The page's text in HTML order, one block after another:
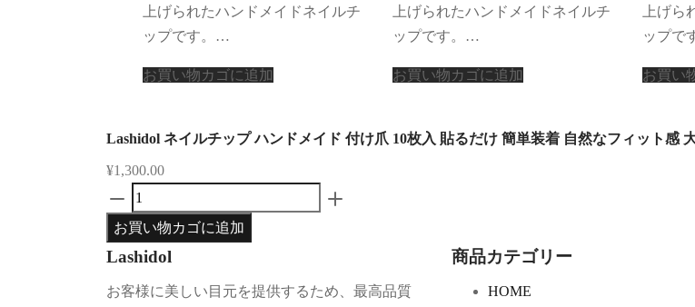
上げられたハンドメイドネイルチ
ップです。…
お買い物カゴに追加
上げられたハンドメイドネイルチ
ップです。…
お買い物カゴに追加
上げら
ップで
お買い
Lashidol ネイルチップ ハンドメイド 付け爪 10枚入 貼るだけ 簡単装着 自然なフィット感
¥1,300.00
お買い物カゴに追加
Lashidol
お客様に美しい目元を提供するため、最高品質
商品カテゴリー
HOME